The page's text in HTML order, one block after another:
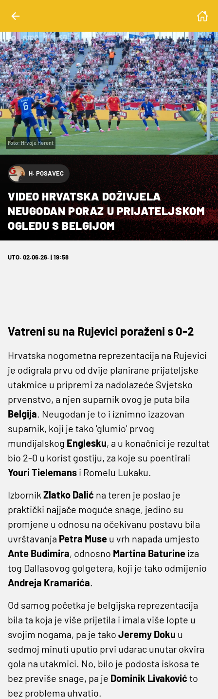
Foto: Hrvoje Herent
H. POSAVEC
VIDEO HRVATSKA DOŽIVJELA
NEUGODAN PORAZ U PRIJATELJSKOM
OGLEDU S BELGIJOM
UTO. 02.06.26. | 19:58
Vatreni su na Rujevici poraženi s 0-2
Hrvatska nogometna reprezentacija na Rujevici
je odigrala prvu od dvije planirane prijateljske
utakmice u pripremi za nadolazeće Svjetsko
prvenstvo, a njen suparnik ovog je puta bila
Belgija. Neugodan je to i iznimno izazovan
suparnik, koji je tako 'glumio' prvog
mundijalskog Englesku, a u konačnici je rezultat
bio 2-0 u korist gostiju, za koje su poentirali
Youri Tielemans i Romelu Lukaku.
Izbornik Zlatko Dalić na teren je poslao je
praktički najjače moguće snage, jedino su
promjene u odnosu na očekivanu postavu bila
uvrštavanja Petra Muse u vrh napada umjesto
Ante Budimira, odnosno Martina Baturine iza
tog Dallasovog golgetera, koji je tako odmijenio
Andreja Kramarića.
Od samog početka je belgijska reprezentacija
bila ta koja je više prijetila i imala više lopte u
svojim nogama, pa je tako Jeremy Doku u
sedmoj minuti uputio prvi udarac unutar okvira
gola na utakmici. No, bilo je podosta iskosa te
bez previše snage, pa je Dominik Livaković to
bez problema uhvatio.